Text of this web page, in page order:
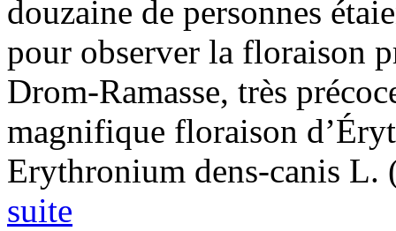
douzaine de personnes
pour observer la floraison
Drom-Ramasse, très
magnifique floraison
Erythronium dens-canis L.
suite